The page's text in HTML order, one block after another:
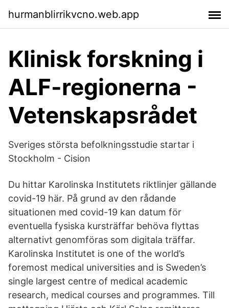
hurmanblirrikvcno.web.app
Klinisk forskning i
ALF-regionerna -
Vetenskapsrådet
Sveriges största befolkningsstudie startar i
Stockholm - Cision
Du hittar Karolinska Institutets riktlinjer gällande
covid-19 här. På grund av den rådande
situationen med covid-19 kan datum för
eventuella fysiska kursträffar behöva flyttas
alternativt genomföras som digitala träffar.
Karolinska Institutet is one of the world’s
foremost medical universities and is Sweden’s
single largest centre of medical academic
research, medical courses and programmes. Till